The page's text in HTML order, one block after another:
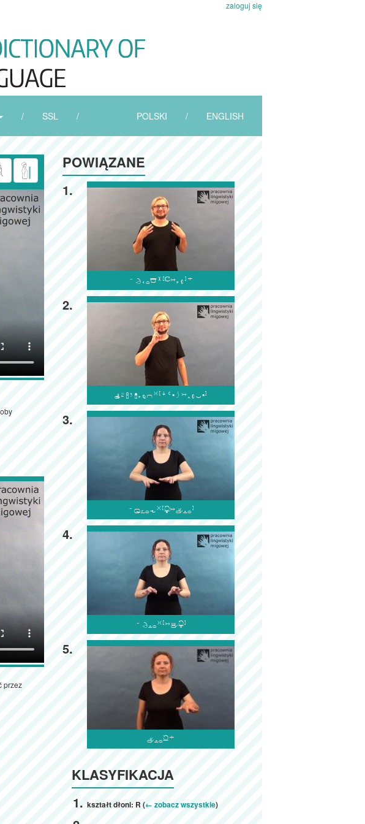
zaloguj się
/ SSL / POLSKI / ENGLISH
przez
POWIĄZANE
1.

2.

3.

4.

5.

KLASYFIKACJA
kształt dłoni: R (← zobacz wszystkie)